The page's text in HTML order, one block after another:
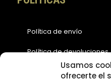
Usamos
ofrecerte el
Política de envío
Política de devoluciones
Política de cookies (EU)